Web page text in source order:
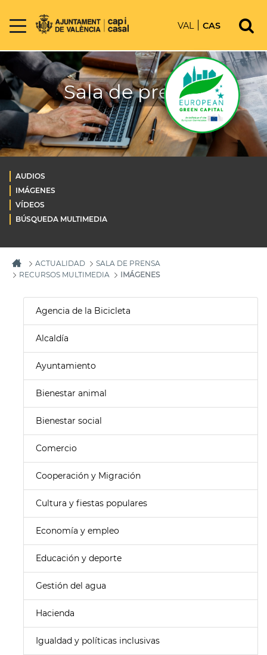
VAL CAS
Sala de prensa
AUDIOS
IMÁGENES
VÍDEOS
BÚSQUEDA MULTIMEDIA
ACTUALIDAD
SALA DE PRENSA
RECURSOS MULTIMEDIA
IMÁGENES
Agencia de la Bicicleta
Alcaldía
Ayuntamiento
Bienestar animal
Bienestar social
Comercio
Cooperación y Migración
Cultura y fiestas populares
Economía y empleo
Educación y deporte
Gestión del agua
Hacienda
Igualdad y políticas inclusivas